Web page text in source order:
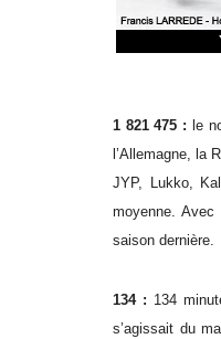
1 821 475 : le
l’Allemagne, la
JYP, Lukko,
moyenne.Avec
saison dernière.
134 : 134
s’agissait du